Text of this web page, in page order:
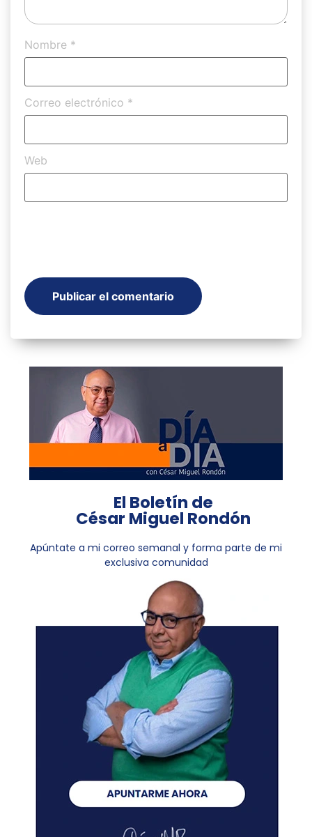
Nombre *
Correo electrónico *
Web
El Boletín de
César Miguel Rondón
Apúntate a mi correo semanal y forma parte de mi
exclusiva comunidad